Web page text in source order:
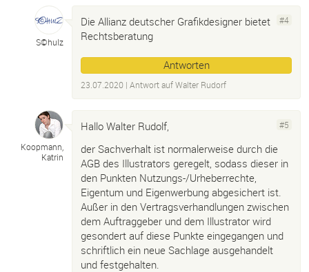
S©hulz
#4
Die Allianz deutscher Grafikdesigner bietet
Rechtsberatung
Antworten
23.07.2020 | Antwort aufWalter Rudorf
Koopmann,
Katrin
#5
Hallo Walter Rudolf,
der Sachverhalt ist normalerweise durch die
AGB des Illustrators geregelt, sodass dieser in
den Punkten Nutzungs-/Urheberrechte,
Eigentum und Eigenwerbung abgesichert ist.
Außer in den Vertragsverhandlungen zwischen
dem Auftraggeber und dem Illustrator wird
gesondert auf diese Punkte eingegangen und
schriftlich ein neue Sachlage ausgehandelt
und festgehalten.